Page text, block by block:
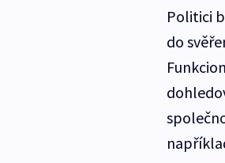
Politici
do